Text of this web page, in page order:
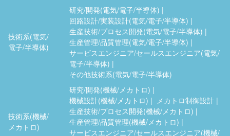
技術系(電気/
電子/半導体)
研究/開発(電気/電子/半導体)
回路設計/実装設計(電気/電子/半導体)
生産技術/プロセス開発(電気/電子/半導体)
生産管理/品質管理(電気/電子/半導体)
サービスエンジニア/セールスエンジニア(電気/
電子/半導体)
その他技術系(電気/電子/半導体)
技術系(機械/
メカトロ)
研究/開発(機械/メカトロ)
機械設計(機械/メカトロ)
メカトロ制御設計
生産技術/プロセス開発(機械/メカトロ)
生産管理/品質管理(機械/メカトロ)
サービスエンジニア/セールスエンジニア(機械/